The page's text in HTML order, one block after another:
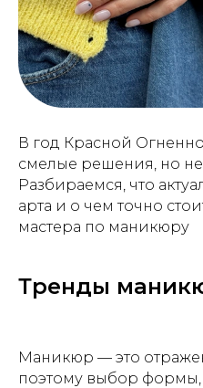
В год Красной
смелые решения, но не
Разбираемся, что
арта и о чем точно
мастера по маникюру
Тренды
Маникюр — это
поэтому выбор формы,